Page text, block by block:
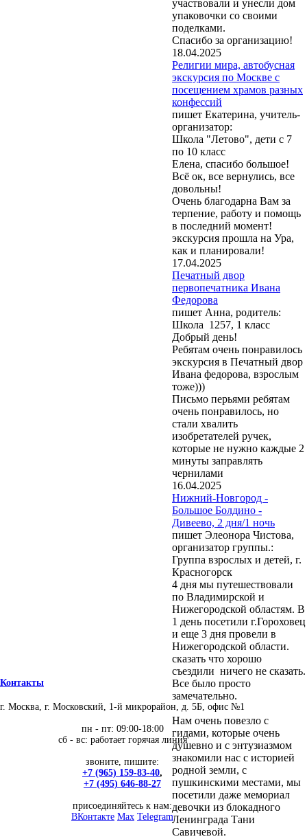
участвовали и унесли дом
упаковочки со своими
поделками.
Спасибо за организацию!
18.04.2025
Религии мира, автобусная
экскурсия по Москве с
посещением храмов разных
конфессий
пишет Екатерина, учитель-
организатор:
Школа "Летово", дети с 7
по 10 класс
Елена, спасибо большое!
Всё ок, все вернулись, все
довольны!
Очень благодарна Вам за
терпение, работу и помощь
в последний момент!
экскурсия прошла на Ура,
как и планировали!
17.04.2025
Печатный двор
первопечатника Ивана
Федорова
пишет Анна, родитель:
Школа 1257, 1 класс
Добрый день!
Ребятам очень понравилось
экскурсия в Печатный двор
Ивана федорова, взрослым
тоже)))
Письмо перьями ребятам
очень понравилось, но
стали хвалить
изобретателей ручек,
которые не нужно каждые 2
минуты заправлять
чернилами
16.04.2025
Нижний-Новгород -
Большое Болдино -
Дивеево, 2 дня/1 ночь
пишет Элеонора Чистова,
организатор группы.:
Группа взрослых и детей, г.
Красногорск
4 дня мы путешествовали
по Владимирской и
Нижегородской областям. В
1 день посетили г.Гороховец
и еще 3 дня провели в
Нижегородской области.
сказать что хорошо
съездили ничего не сказать.
Все было просто
замечательно.
Нам очень повезло с
гидами, которые очень
душевно и с энтузиазмом
знакомили нас с историей
родной земли, с
пушкинскими местами, мы
посетили даже мемориал
девочки из блокадного
Ленинграда Тани
Савичевой.
Контакты
г. Москва, г. Московский, 1-й микрорайон, д. 5Б, офис №1
пн - пт: 09:00-18:00
сб - вс: работает горячая линия
звоните, пишите:
+7 (965) 159-83-40,
+7 (495) 646-88-27
присоединяйтесь к нам:
ВКонтакте Max Telegram